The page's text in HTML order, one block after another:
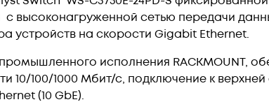
высоконагруженной сетью передачи
устройств на скорости Gigabit Ethernet.
промышленного исполнения
10/100/1000 Мбит/с, подключение к
(10 GbE).